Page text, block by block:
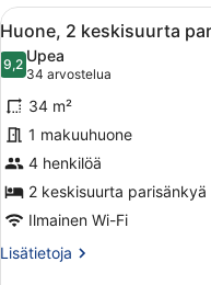
parisänky
ja
vuodesohva
(Island
View)
Avaa
kaikki
huonetyypin
Huone,
2
keskisuurta
parisänkyä
(Island
View)
kuvat
6
Huone, 2 keskisuurta
9,29,2 kautta 10
Upea
34 arvostelua
(34
arvostelua)
34 m²
1 makuuhuone
4 henkilöä
2 keskisuurta parisänkyä
Ilmainen Wi-Fi
Lisätietoja
Lisätietoja